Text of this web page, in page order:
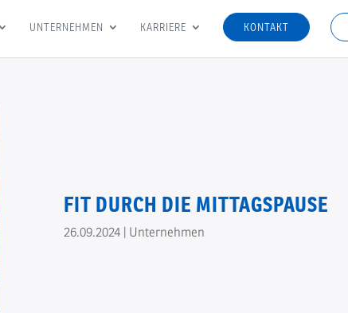
UNTERNEHMEN KARRIERE KONTAKT
FIT DURCH DIE MITTAGSPAUSE
26.09.2024| Unternehmen